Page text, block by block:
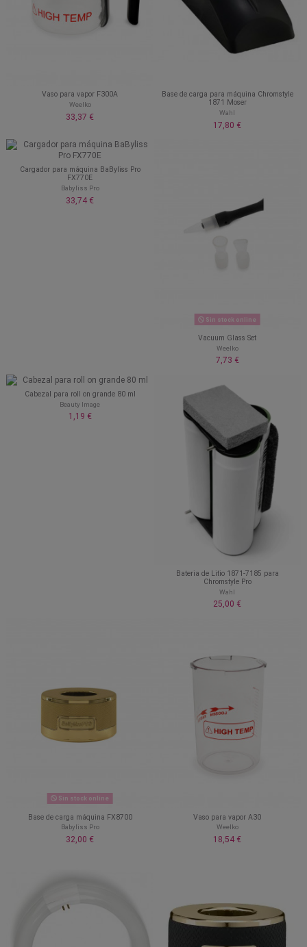
Vaso para vapor F300A
Weelko
33,37 €
Base de carga para máquina Chromstyle
1871 Moser
Wahl
17,80 €
Cargador para máquina BaByliss Pro
FX770E
Babyliss Pro
33,74 €
Sin stock online
Vacuum Glass Set
Weelko
7,73 €
Cabezal para roll on grande 80 ml
Beauty Image
1,19 €
Bateria de Litio 1871-7185 para
Chromstyle Pro
Wahl
25,00 €
Sin stock online
Base de carga máquina FX8700
Babyliss Pro
32,00 €
Vaso para vapor A30
Weelko
18,54 €